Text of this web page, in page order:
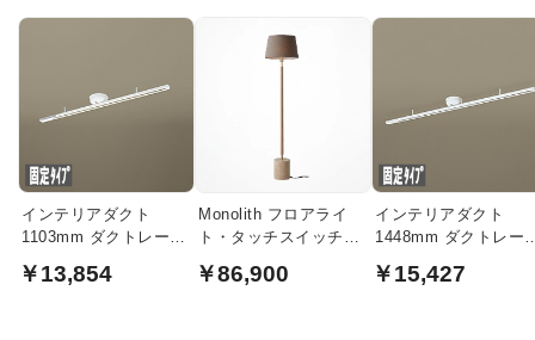
インテリアダクト
1103mm ダクトレール
￥13,854
Monolith フロアライ
ト・タッチスイッチ｜
￥86,900
インテリアダクト
1448mm ダクトレー
￥15,427